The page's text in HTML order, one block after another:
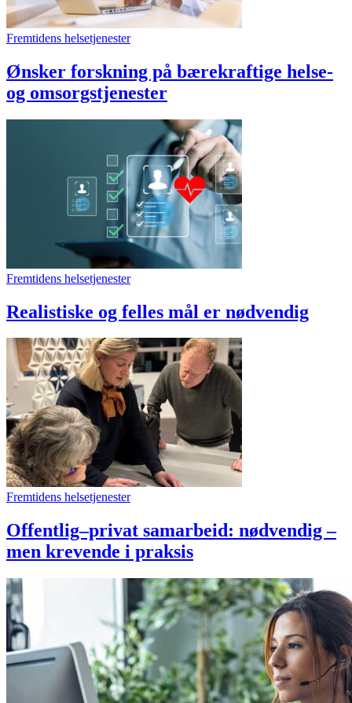
Fremtidens helsetjenester
Ønsker forskning på bærekraftige helse-
og omsorgstjenester
Fremtidens helsetjenester
Realistiske og felles mål er nødvendig
Fremtidens helsetjenester
Offentlig–privat samarbeid: nødvendig –
men krevende i praksis